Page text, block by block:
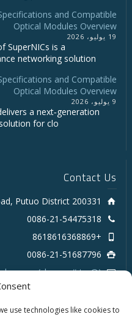
use technologies like cookies to
and Compatible
Optical Modules Overview
19 يوليو، 2026
SuperNICs is a
networking solution...
and Compatible
Optical Modules Overview
9 يوليو، 2026
a next‑generation
for clo...
Contact Us
Putuo District 200331
0086-21-54475318
+8618616368869
0086-21-51687796
(change # to @)